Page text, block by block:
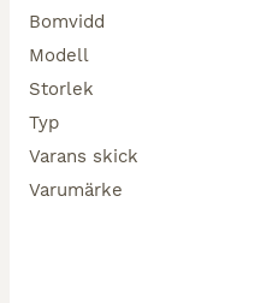
Bomvidd
Modell
Storlek
Typ
Varans skick
Varumärke